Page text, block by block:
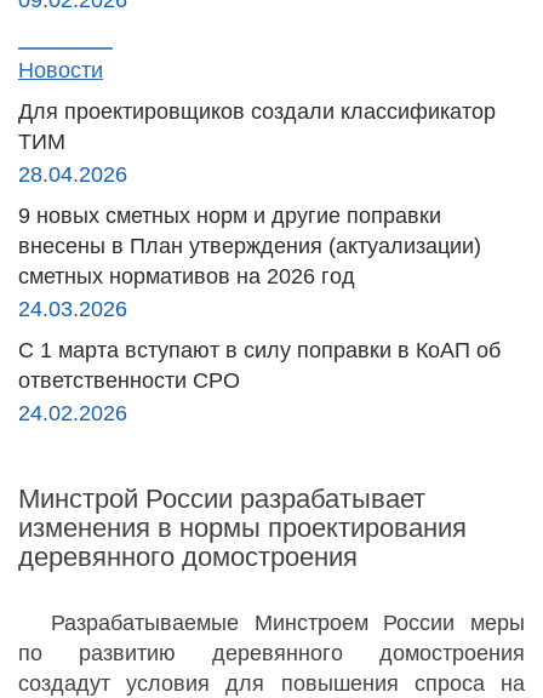
Новости
Для проектировщиков создали классификатор
ТИМ
28.04.2026
9 новых сметных норм и другие поправки
внесены в План утверждения (актуализации)
сметных нормативов на 2026 год
24.03.2026
С 1 марта вступают в силу поправки в КоАП об
ответственности СРО
24.02.2026
Минстрой России разрабатывает
изменения в нормы проектирования
деревянного домостроения
Разрабатываемые Минстроем России меры
по развитию деревянного домостроения
создадут условия для повышения спроса на